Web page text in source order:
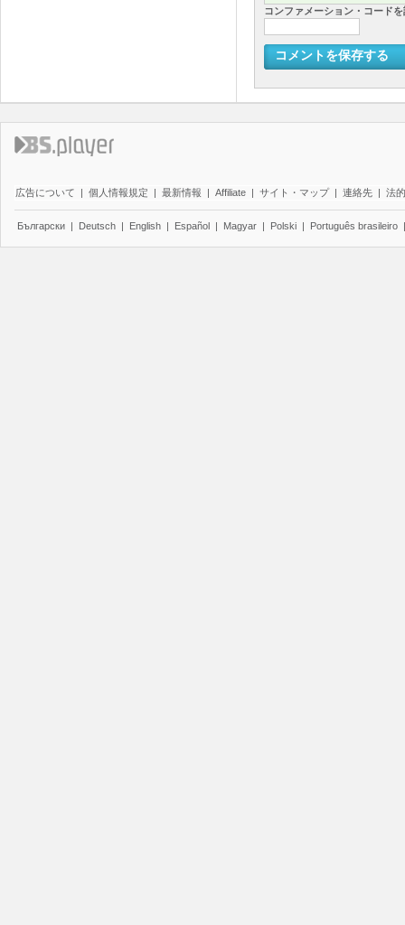
コンファメーション・コード
コメントを保存する
広告について | 個人情報規定 | 最新情報 | Affiliate | サイト・マップ | 連絡先 | 法
Български | Deutsch | English | Español | Magyar | Polski | Português brasileiro